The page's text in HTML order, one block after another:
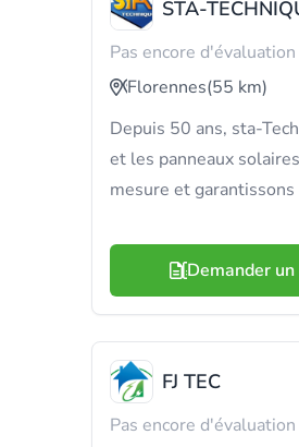
STA-
Pas encore d'évaluation
Florennes(55 km)
Depuis 50 ans, sta-
et les panneaux
mesure et
Demander un
FJ TEC
Pas encore d'évaluation